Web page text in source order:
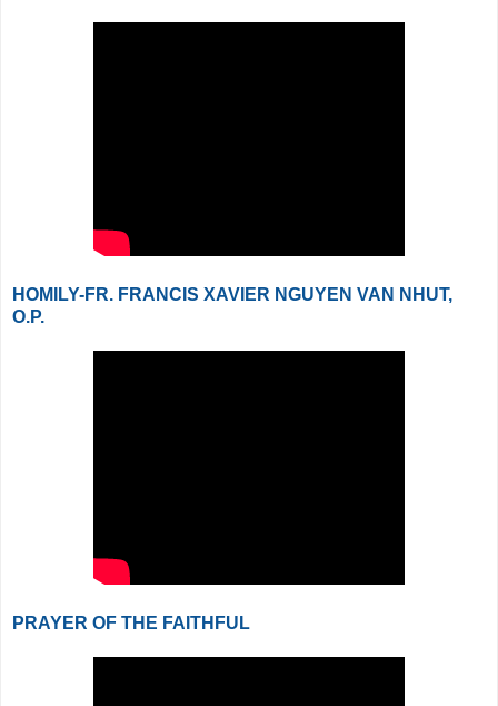
HOMILY-FR. FRANCIS XAVIER NGUYEN VAN NHUT,
O.P.
PRAYER OF THE FAITHFUL